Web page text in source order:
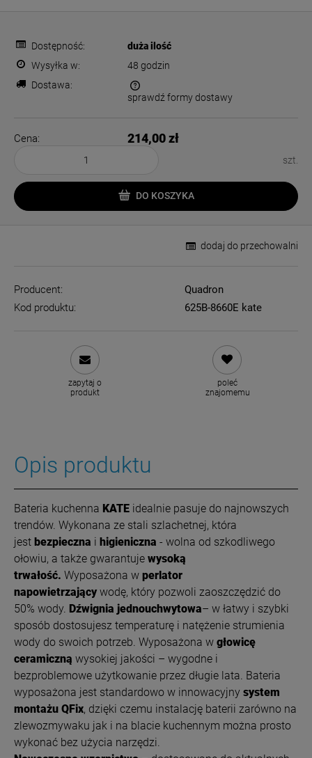
Dostępność:
duża ilość
Wysyłka w:
48 godzin
Dostawa:
Cena nie zawiera ewentualnych kosztów płatności
sprawdź formy dostawy
Cena: 214,00 zł
szt.
DO KOSZYKA
dodaj do przechowalni
Producent:
Quadron
Kod produktu:
625B-8660E kate
zapytaj o
produkt
poleć
znajomemu
Opis produktu
Bateria kuchenna KATE idealnie pasuje do najnowszych
trendów. Wykonana ze stali szlachetnej, która
jest bezpieczna i higieniczna - wolna od szkodliwego
ołowiu, a także gwarantuje wysoką
trwałość. Wyposażona w perlator
napowietrzający wodę, który pozwoli zaoszczędzić do
50% wody. Dźwignia jednouchwytowa– w łatwy i szybki
sposób dostosujesz temperaturę i natężenie strumienia
wody do swoich potrzeb. Wyposażona w głowicę
ceramiczną wysokiej jakości – wygodne i
bezproblemowe użytkowanie przez długie lata. Bateria
wyposażona jest standardowo w innowacyjny system
montażu QFix, dzięki czemu instalację baterii zarówno na
zlewozmywaku jak i na blacie kuchennym można prosto
wykonać bez użycia narzędzi.